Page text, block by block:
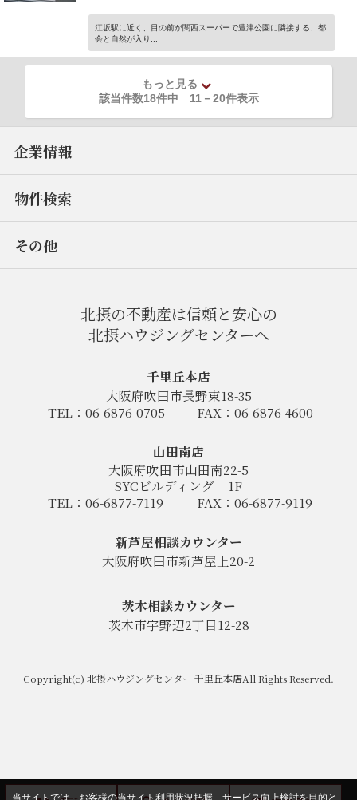
-
江坂駅に近く、目の前が関西スーパーで豊津公園に隣接する、都
会と自然が入り...
もっと見る
該当件数18件中 11－20件表示
企業情報
物件検索
その他
北摂の不動産は信頼と安心の
北摂ハウジングセンターへ
千里丘本店
大阪府吹田市長野東18-35
TEL：06-6876-0705
FAX：06-6876-4600
山田南店
大阪府吹田市山田南22-5
SYCビルディング
1F
TEL：06-6877-7119
FAX：06-6877-9119
新芦屋相談カウンター
大阪府吹田市新芦屋上20-2
茨木相談カウンター
茨木市宇野辺2丁目12-28
Copyright(c) 北摂ハウジングセンター 千里丘本店All Rights Reserved.
当サイトでは、お客様の当サイト利用状況把握、サービス向上検討を目的と